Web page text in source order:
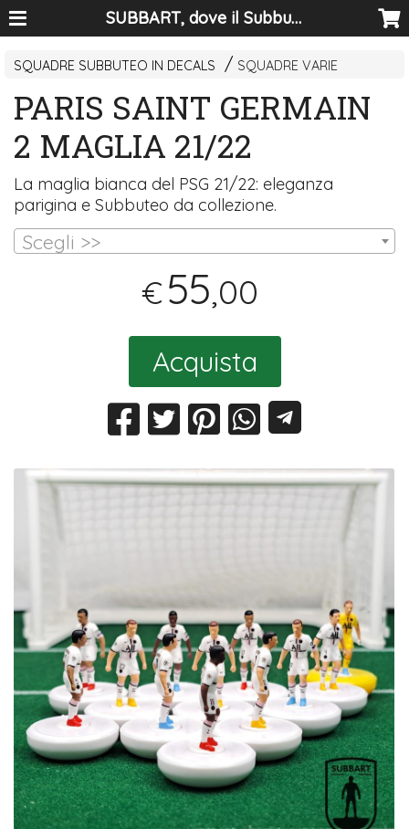
SUBBART, dove il Subbuteo diventa arte
SQUADRE SUBBUTEO IN DECALS SQUADRE VARIE
PARIS SAINT GERMAIN
2 MAGLIA 21/22
La maglia bianca del PSG 21/22: eleganza
parigina e Subbuteo da collezione.
Scegli >>
€55,00
Acquista